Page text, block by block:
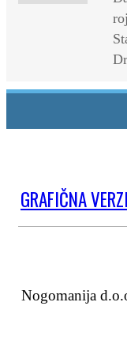
GRAFIČNA
Nogomanija